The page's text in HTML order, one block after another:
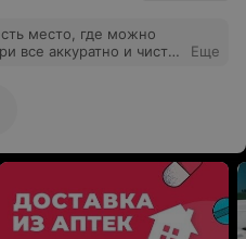
место, где можно
все аккуратно и чисто,
я та еще
доверять врачу у меня
аккуратно и
удобная (от метро 2
Еще